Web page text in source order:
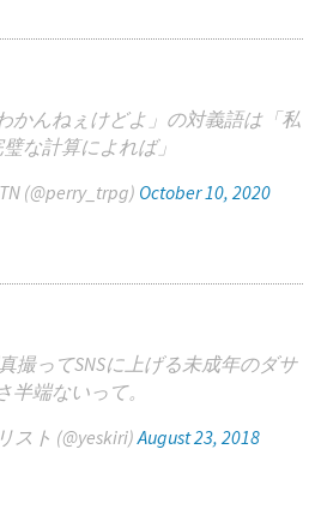
かんねぇけどよ」の対義語は「私
な計算によれば」
(@perry_trpg) October 10, 2020
撮ってSNSに上げる未成年のダサ
半端ないって。
スト (@yeskiri)August 23, 2018